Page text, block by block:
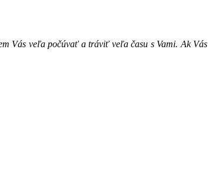
Vás veľa počúvať a tráviť veľa času s Vami. Ak Vás